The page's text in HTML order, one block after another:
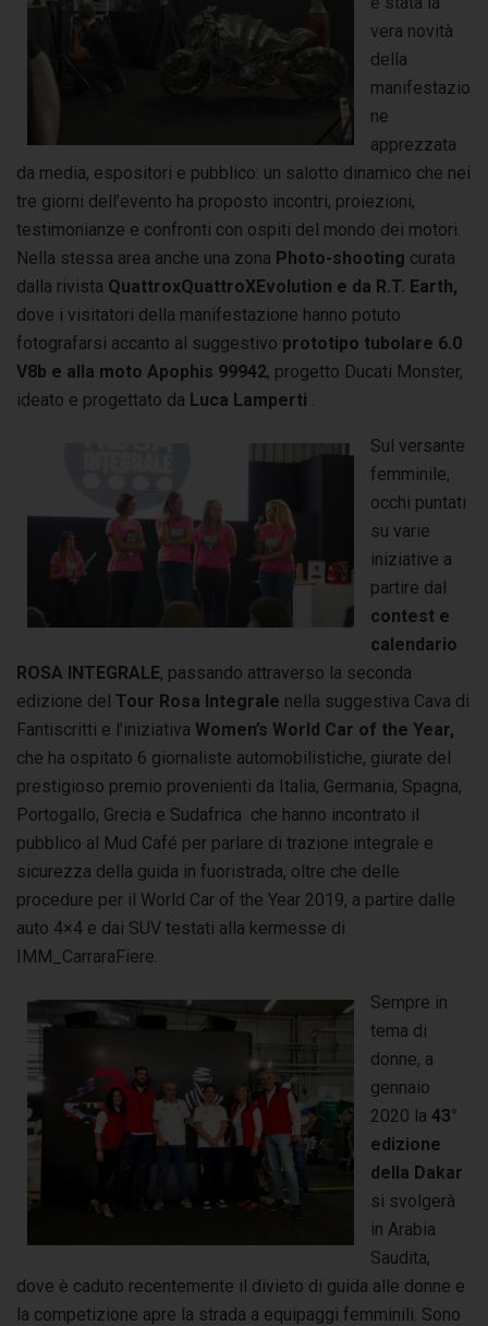
vera novità
della
manifestazio
ne
apprezzata
da media, espositori e pubblico: un salotto dinamico che nei
tre giorni dell’evento ha proposto incontri, proiezioni,
testimonianze e confronti con ospiti del mondo dei motori.
Nella stessa area anche una zona Photo-shooting curata
dalla rivista QuattroxQuattroXEvolution e da R.T. Earth,
dove i visitatori della manifestazione hanno potuto
fotografarsi accanto al suggestivo prototipo tubolare 6.0
V8b e alla moto Apophis 99942, progetto Ducati Monster,
ideato e progettato da Luca Lamperti
Sul versante
femminile,
occhi puntati
su varie
iniziative a
partire dal
contest e
calendario
ROSA INTEGRALE, passando attraverso la seconda
edizione del Tour Rosa Integrale nella suggestiva Cava di
Fantiscritti e l’iniziativa Women’s World Car of the Year,
che ha ospitato 6 giornaliste automobilistiche, giurate del
prestigioso premio provenienti da Italia, Germania, Spagna,
Portogallo, Grecia e Sudafrica che hanno incontrato il
pubblico al Mud Café per parlare di trazione integrale e
sicurezza della guida in fuoristrada, oltre che delle
procedure per il World Car of the Year 2019, a partire dalle
auto 4×4 e dai SUV testati alla kermesse di
IMM_CarraraFiere.
Sempre in
tema di
donne, a
gennaio
2020 la 43°
edizione
della Dakar
si svolgerà
in Arabia
Saudita,
dove è caduto recentemente il divieto di guida alle donne e
la competizione apre la strada a equipaggi femminili. Sono